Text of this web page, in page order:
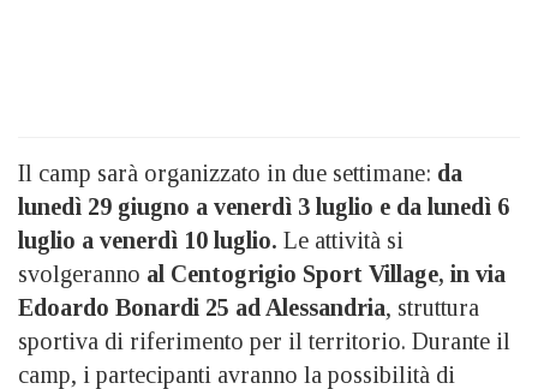
Il camp sarà organizzato in due settimane: da
lunedì 29 giugno a venerdì 3 luglio e da lunedì 6
luglio a venerdì 10 luglio. Le attività si
svolgeranno al Centogrigio Sport Village, in via
Edoardo Bonardi 25 ad Alessandria, struttura
sportiva di riferimento per il territorio. Durante il
camp, i partecipanti avranno la possibilità di